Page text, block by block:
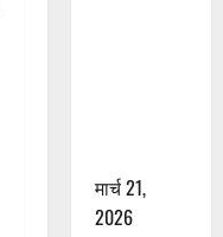
मार्च 21,
2026